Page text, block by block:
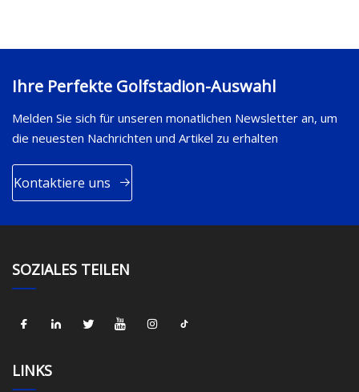
Ihre Perfekte Golfstadion-Auswahl
Melden Sie sich für unseren monatlichen Newsletter an, um
die neuesten Nachrichten und Artikel zu erhalten
Kontaktiere uns
SOZIALES TEILEN
LINKS